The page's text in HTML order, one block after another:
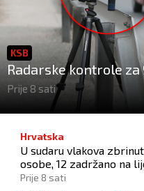
KSB
Radarske kontrole za
Prije 8 sati
Hrvatska
U sudaru vlakova
osobe, 12 zadržano na
Prije 8 sati